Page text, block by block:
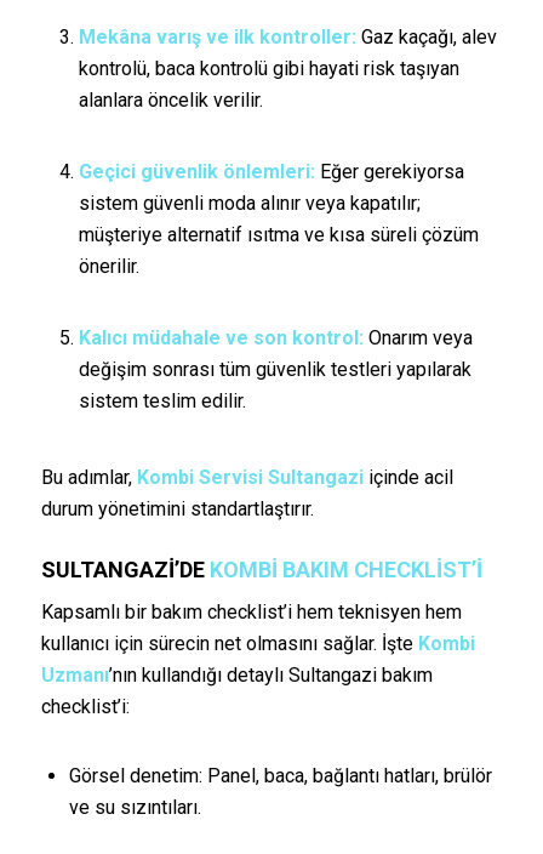
Mekâna varış ve ilk kontroller: Gaz kaçağı, alev
kontrolü, baca kontrolü gibi hayati risk taşıyan
alanlara öncelik verilir.
Geçici güvenlik önlemleri: Eğer gerekiyorsa
sistem güvenli moda alınır veya kapatılır;
müşteriye alternatif ısıtma ve kısa süreli çözüm
önerilir.
Kalıcı müdahale ve son kontrol: Onarım veya
değişim sonrası tüm güvenlik testleri yapılarak
sistem teslim edilir.
Bu adımlar, Kombi Servisi Sultangaziiçinde acil
durum yönetimini standartlaştırır.
SULTANGAZI’DE KOMBI BAKIM CHECKLIST’I
Kapsamlı bir bakım checklist’i hem teknisyen hem
kullanıcı için sürecin net olmasını sağlar. İşte Kombi
Uzmanı’nın kullandığı detaylı Sultangazi bakım
checklist’i:
Görsel denetim: Panel, baca, bağlantı hatları, brülör
ve su sızıntıları.